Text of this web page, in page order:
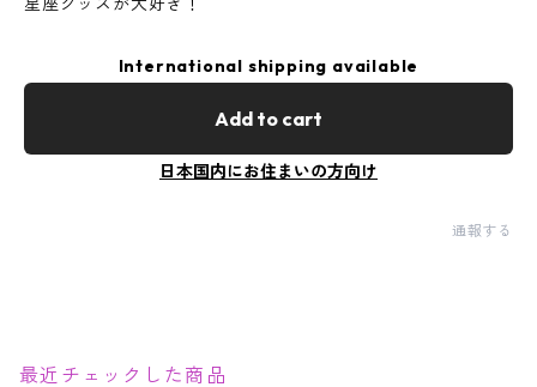
International shipping available
Add to cart
日本国内にお住まいの方向け
通報する
最近チェックした商品